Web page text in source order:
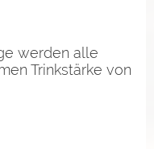
werden alle
Trinkstärke von